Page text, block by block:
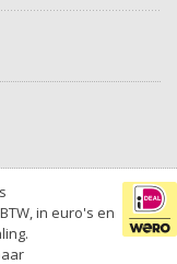
in euro's en